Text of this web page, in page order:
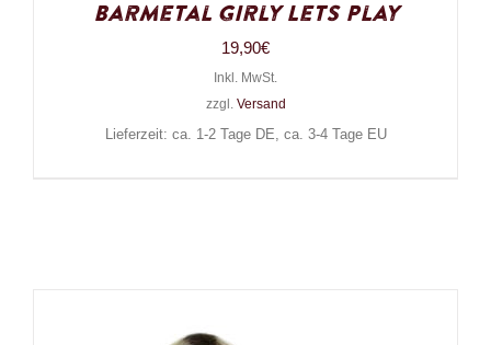
Barmetal Girly Lets Play
19,90€
Inkl. MwSt.
zzgl. Versand
Lieferzeit: ca. 1-2 Tage DE, ca. 3-4 Tage EU